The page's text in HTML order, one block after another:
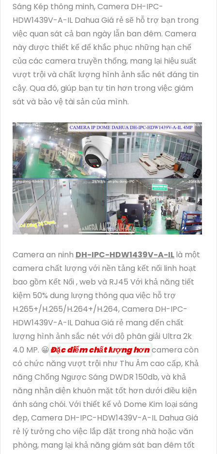
Sáng Kép thông minh, Camera DH-IPC-
HDW1439V-A-IL Dahua Giá rẻ sẽ hỗ trợ bạn trong
việc quan sát cả ban ngày lẫn ban đêm. Camera
này được thiết kế để khắc phục những hạn chế
của các camera truyền thống, mang lại hiệu suất
vượt trội và chất lượng hình ảnh sắc nét đáng tin
cậy. Qua đó, giúp bạn tự tin hơn trong việc giám
sát và bảo vệ tài sản của mình.
Camera an ninh DH-IPC-HDW1439V-A-ILlà một
camera chất lượng với nền tảng kết nối linh hoạt
bao gồm Kết Nối , web và RJ45 Với khả năng tiết
kiệm 50% dung lượng thông qua việc hỗ trợ
H.265+/H.265/H.264+/H.264, Camera DH-IPC-
HDW1439V-A-IL Dahua Giá rẻ mang đến chất
lượng hình ảnh sắc nét với độ phân giải Ultra 2k
4.0 MP. 😀Đặc điểm chất lượng hơncamera còn
có chức năng vượt trội như Thu Âm cao cấp, Khả
năng Chống Ngược Sáng DWDR 150db, và khả
năng nhận diện khuôn mặt tốt hơn dưới điều kiện
ánh sáng chói. Với thiết kế vỏ Dome Kim loại sáng
đẹp, Camera DH-IPC-HDW1439V-A-IL Dahua Giá
rẻ lý tưởng cho việc lắp đặt trong nhà hoặc văn
phòng, mang lại khả năng giám sát ban đêm tốt